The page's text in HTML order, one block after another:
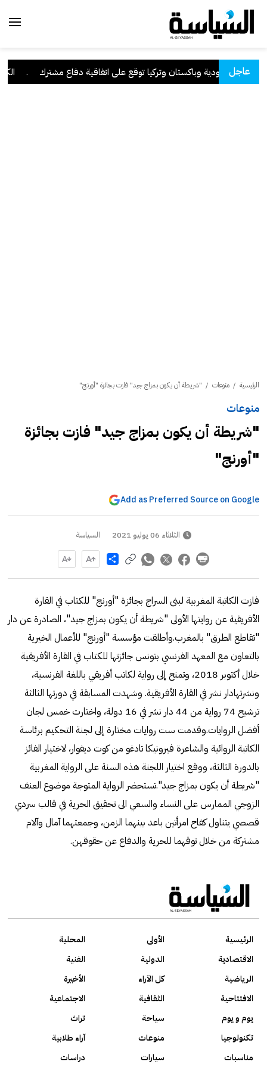
عاجل
السعودية وباكستان وتركيا توقع على اتفاقية دفاع مشترك
الرئيسية / منوعات / "شريطة أن يكون بمزاج جيد" فازت بجائزة "أورنج"
منوعات
"شريطة أن يكون بمزاج جيد" فازت بجائزة
"أورنج"
Add as Preferred Source on Google
الثلاثاء 06 يوليو 2021 السياسة
Share
فازت الكاتبة المغربية لبنى السراج بجائزة "أورنج" للكتاب في القارة
الأفريقية عن روايتها الأولى "شريطة أن يكون بمزاج جيد"، الصادرة عن دار
"تقاطع الطرق" بالمغرب.وأطلقت مؤسسة "أورنج" للأعمال الخيرية
بالتعاون مع المعهد الفرنسي بتونس جائزتها للكتاب في القارة الأفريقية
خلال أكتوبر 2018، وتمنح إلى رواية لكاتب أفريقي باللغة الفرنسية،
ونشرتهادار نشر في القارة الأفريقية. وشهدت المسابقة في دورتها الثالثة
ترشيح 74 رواية من 44 دار نشر في 16 دولة، واختارت خمس لجان
أفضل الروايات.وقدمت ست روايات مختارة إلى لجنة التحكيم برئاسة
الكاتبة الروائية والشاعرة فيرونيكا تادغو من كوت ديفوار، لاختيار الفائز
بالدورة الثالثة، ووقع اختيار اللجنة هذه السنة على الرواية المغربية
"شريطة أن يكون بمزاج جيد".تستحضر الرواية المتوجة موضوع العنف
الزوجي الممارس على النساء والسعي الى تحقيق الحرية في قالب سردي
قصصي يتناول كفاح امرأتين باعد بينهما الزمن، وجمعتهما آمال وآلام
مشتركة من خلال توقهما للحرية والدفاع عن حقوقهن.
الرئيسية الأولى
المحلية
الاقتصادية
الدولية
الفنية
الرياضية
كل الآراء
الأخيرة
الافتتاحية
الثقافية
الاجتماعية
يوم و يوم
سياحة
تراث
تكنولوجيا
منوعات
آراء طلابية
مناسبات
سيارات دراسات